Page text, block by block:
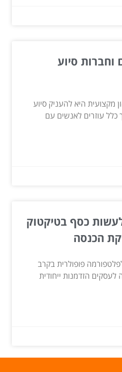
וחברות סיוע
מקצועית היא להעניק סיוע
עוזרים לאנשים עם
כסף בטיקטוק
הכנסה
פופולרית בקרב
לעסקים הזדמנות ייחודית